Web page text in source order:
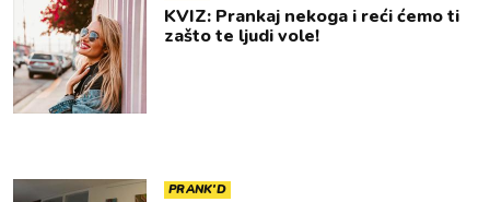
KVIZ: Prankaj nekoga i reći ćemo ti
zašto te ljudi vole!
PRANK'D